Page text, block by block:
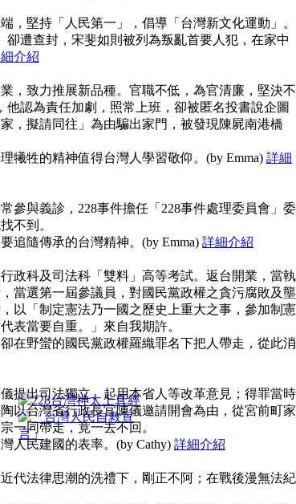
，堅持「人民第一」，倡導「台灣新文化運動」。
遭查封，宋斐如則被列為叛亂首要人犯，在家中
介紹
，致力推展新品種。官職不低，為官清廉，堅決不
認為責任加劇，照常上班，卻被匿名投書說企圖
，擬請同往」為由騙出家門，被發現陳屍南港橋
犧牲的精神值得台灣人學習敬仰。(by Emma) 詳細
參與義診，228事件擔任「228事件處理委員會」委
不到。
追隨傳承的台灣精神。(by Emma) 詳細介紹
政科及司法科「雙料」高等考試。返台開業，當執
當選第一屆參議員，對國民黨政權之貪污腐敗及壟
以「制定憲法乃一國之歷史上重大之事，參加制憲
表當要自重。」來自我期許。
在野蠻的國民黨政權羅織罪名下把人帶走，從此消
提出司法獨立、起用本省人等改革意見；得罪當時
以台灣省行政長官陳儀邀請開會為由，從宮前町家
一同帶走，竟一去不回。
人民建國的表率。(by Cathy) 詳細介紹
代法律思潮的洗禮下，剛正不阿；在戰後漫無法紀